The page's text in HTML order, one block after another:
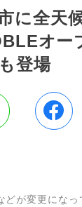
に全天
オ
登場
どが変更になっ